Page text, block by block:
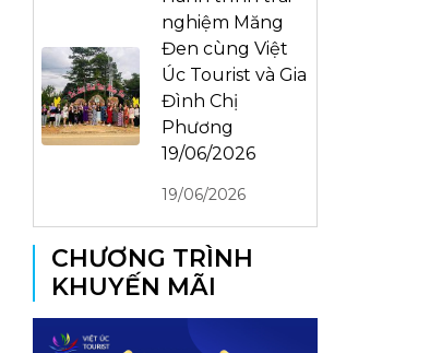
nghiệm Măng
Đen cùng Việt
Úc Tourist và Gia
Đình Chị
Phương
19/06/2026
19/06/2026
CHƯƠNG TRÌNH
KHUYẾN MÃI